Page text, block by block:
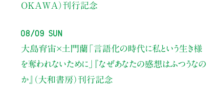
OKAWA）刊行記念
08/09 Sun
大島育宙×土門蘭 「言語化の時代に私という生き様
を奪われないために」
『なぜあなたの感想はふつうなの
か』（大和書房）刊行記念